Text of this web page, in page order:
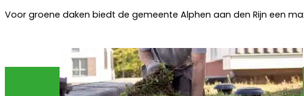
Voor groene daken biedt de gemeente Alphen aan den Rijn een